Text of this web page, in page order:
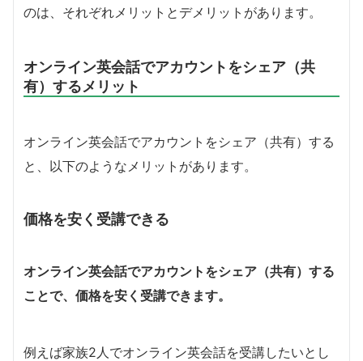
のは、それぞれメリットとデメリットがあります。
オンライン英会話でアカウントをシェア（共
有）するメリット
オンライン英会話でアカウントをシェア（共有）する
と、以下のようなメリットがあります。
価格を安く受講できる
オンライン英会話でアカウントをシェア（共有）する
ことで、価格を安く受講できます。
例えば家族2人でオンライン英会話を受講したいとし